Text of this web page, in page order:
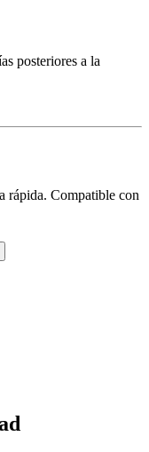
posteriores a la
rápida. Compatible con